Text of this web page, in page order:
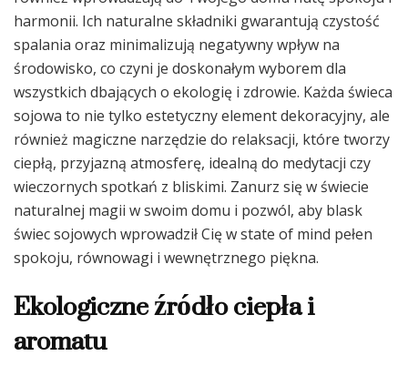
harmonii. Ich naturalne składniki gwarantują czystość
spalania oraz minimalizują negatywny wpływ na
środowisko, co czyni je doskonałym wyborem dla
wszystkich dbających o ekologię i zdrowie. Każda świeca
sojowa to nie tylko estetyczny element dekoracyjny, ale
również magiczne narzędzie do relaksacji, które tworzy
ciepłą, przyjazną atmosferę, idealną do medytacji czy
wieczornych spotkań z bliskimi. Zanurz się w świecie
naturalnej magii w swoim domu i pozwól, aby blask
świec sojowych wprowadził Cię w state of mind pełen
spokoju, równowagi i wewnętrznego piękna.
Ekologiczne źródło ciepła i
aromatu